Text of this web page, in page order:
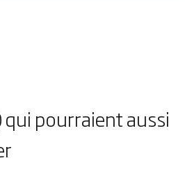
qui pourraient aussi